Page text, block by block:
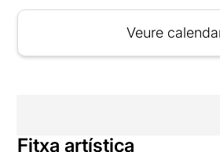
Veure
Fitxa artística